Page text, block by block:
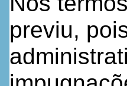
previu,